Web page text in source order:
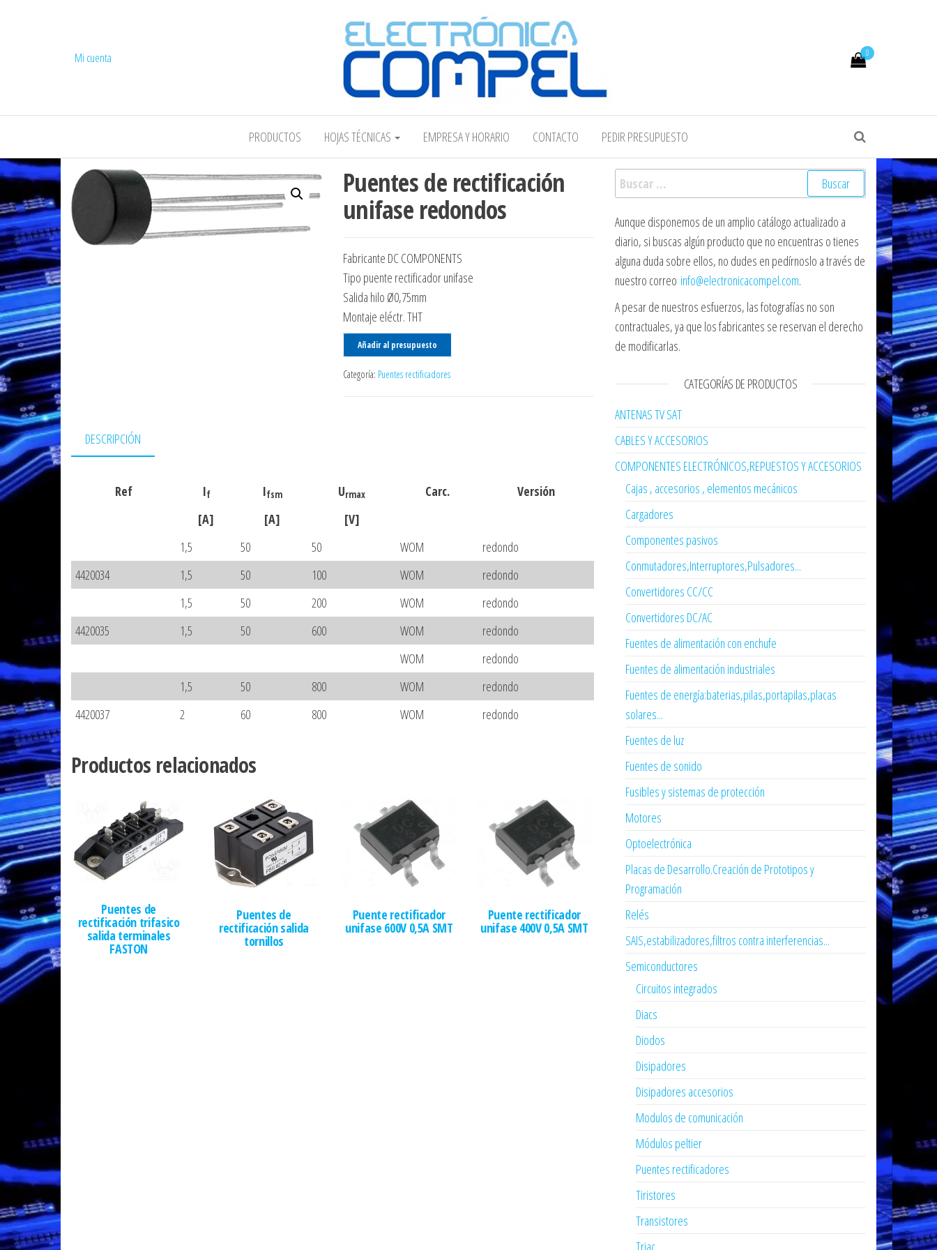
COMPEL Electrónica COMPEL
0
Mi cuenta
PRODUCTOS HOJAS TÉCNICAS EMPRESA Y HORARIO CONTACTO PEDIR PRESUPUESTO
Puentes de rectificación
unifase redondos
Fabricante DC COMPONENTS
Tipo puente rectificador unifase
Salida hilo Ø0,75mm
Montaje eléctr. THT
Añadir al presupuesto
Categoría: Puentes rectificadores
DESCRIPCIÓN
Ref If Ifsm Urmax Carc.
Versión
[A]
[A]
[V]
1,5
50 50 WOM
redondo
4420034
1,5 50 100 WOM
redondo
1,5
50 200 WOM
redondo
4420035
1,5 50 600 WOM
redondo
WOM
redondo
1,5
50 800 WOM
redondo
4420037
2 60 800 WOM redondo
Productos relacionados
Puentes de
rectificación trifasico
salida terminales
FASTON
Puentes de
rectificación salida
tornillos
Puente rectificador
unifase 600V 0,5A SMT
Puente rectificador
unifase 400V 0,5A SMT
Buscar:
Aunque disponemos de un amplio catálogo actualizado a
diario, si buscas algún producto que no encuentras o tienes
alguna duda sobre ellos, no dudes en pedírnoslo a través de
nuestro correo info@electronicacompel.com.
A pesar de nuestros esfuerzos, las fotografías no son
contractuales, ya que los fabricantes se reservan el derecho
de modificarlas.
CATEGORÍAS DE PRODUCTOS
ANTENAS TV SAT
CABLES Y ACCESORIOS
COMPONENTES ELECTRÓNICOS,REPUESTOS Y ACCESORIOS
Cajas , accesorios , elementos mecánicos
Cargadores
Componentes pasivos
Conmutadores,Interruptores,Pulsadores...
Convertidores CC/CC
Convertidores DC/AC
Fuentes de alimentación con enchufe
Fuentes de alimentación industriales
Fuentes de energía:baterias,pilas,portapilas,placas
solares...
Fuentes de luz
Fuentes de sonido
Fusibles y sistemas de protección
Motores
Optoelectrónica
Placas de Desarrollo.Creación de Prototipos y
Programación
Relés
SAIS,estabilizadores,filtros contra interferencias...
Semiconductores
Circuitos integrados
Diacs
Diodos
Disipadores
Disipadores accesorios
Modulos de comunicación
Módulos peltier
Puentes rectificadores
Tiristores
Transistores
Triac